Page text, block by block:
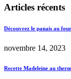
Articles récents
Découvrez le panais au
novembre 14, 2023
Recette Madeleine au